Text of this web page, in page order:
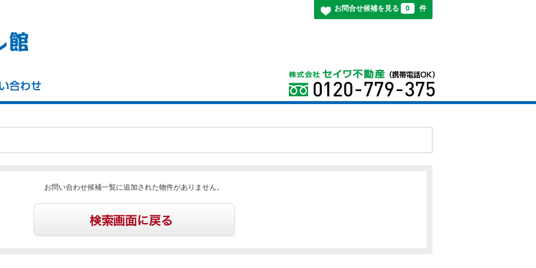
お問合せ候補を見る 0 件
お問い合わせ候補一覧に追加された物件がありません。